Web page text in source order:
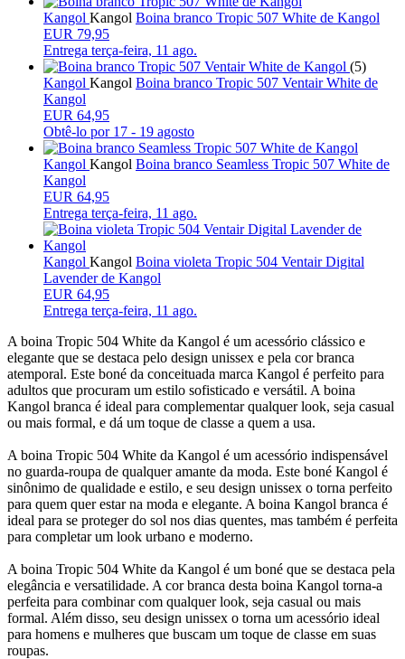
Kangol Kangol Boina branco Tropic 507 White de Kangol
EUR 79,95
Entrega terça-feira, 11 ago.
(5)
Kangol Kangol Boina branco Tropic 507 Ventair White de
Kangol
EUR 64,95
Obtê-lo por 17 - 19 agosto
Kangol Kangol Boina branco Seamless Tropic 507 White de
Kangol
EUR 64,95
Entrega terça-feira, 11 ago.
Kangol Kangol Boina violeta Tropic 504 Ventair Digital
Lavender de Kangol
EUR 64,95
Entrega terça-feira, 11 ago.
A boina Tropic 504 White da Kangol é um acessório clássico e
elegante que se destaca pelo design unissex e pela cor branca
atemporal. Este boné da conceituada marca Kangol é perfeito para
adultos que procuram um estilo sofisticado e versátil. A boina
Kangol branca é ideal para complementar qualquer look, seja casual
ou mais formal, e dá um toque de classe a quem a usa.
A boina Tropic 504 White da Kangol é um acessório indispensável
no guarda-roupa de qualquer amante da moda. Este boné Kangol é
sinônimo de qualidade e estilo, e seu design unissex o torna perfeito
para quem quer estar na moda e elegante. A boina Kangol branca é
ideal para se proteger do sol nos dias quentes, mas também é perfeita
para completar um look urbano e moderno.
A boina Tropic 504 White da Kangol é um boné que se destaca pela
elegância e versatilidade. A cor branca desta boina Kangol torna-a
perfeita para combinar com qualquer look, seja casual ou mais
formal. Além disso, seu design unissex o torna um acessório ideal
para homens e mulheres que buscam um toque de classe em suas
roupas.